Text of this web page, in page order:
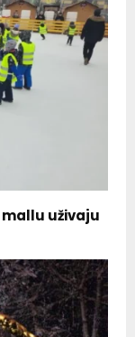
mallu uživaju